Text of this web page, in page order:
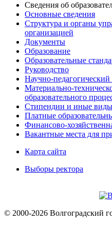
Сведения об
Основные сведения
Структура и органы
организацией
Документы
Образование
Образовательные
Руководство
Научно-педагогический
Материально-
образовательного
Стипендии и иные
Платные
Финансово-
Вакантные места для
Карта сайта
Выборы ректора
© 2000-2026 Волгоградский